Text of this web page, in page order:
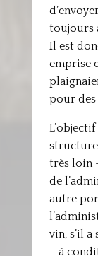
toujours
Il est
emprise
pour des
très loin
de
autre
vin, s’il
– à